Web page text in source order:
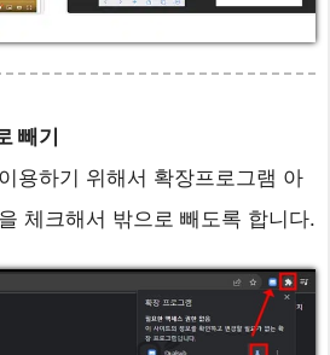
빼기
용하기 위해서 확장프로그램 아
체크해서 밖으로 빼도록 합니다.